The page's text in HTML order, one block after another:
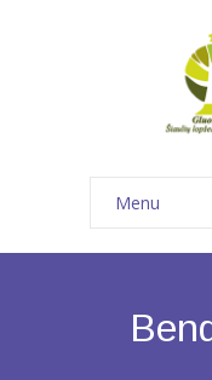
Menu
Pagrindinis
--